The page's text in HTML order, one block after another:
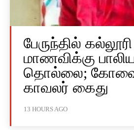
பேருந்தில் கல்லூரி
மாணவிக்கு
தொல்லை;
காவலர் கைது
13 HOURS AGO